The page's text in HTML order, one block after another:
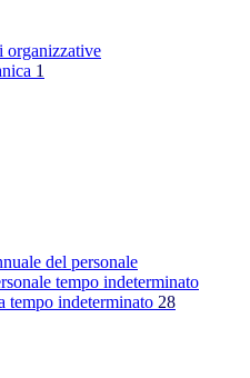
organizzative
1
del personale
tempo indeterminato
tempo indeterminato 28